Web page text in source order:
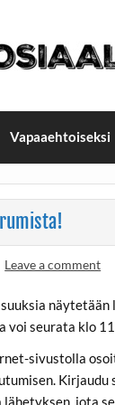
Lapinlahden
Vapaaehtoiseksi
Leave a comment
voi seurata klo
sivustolla
Kirjaudu
jota